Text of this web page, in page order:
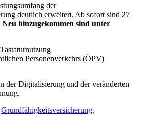
der
deutlich erweitert. Ab sofort sind 27
Neu hinzugekommen sind unter
Personenverkehrs (ÖPV)
der Digitalisierung und der veränderten
Grundfähigkeitsversicherung.